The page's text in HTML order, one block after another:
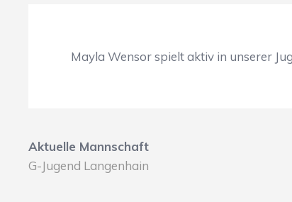
Mayla Wensor spielt aktiv in unserer
Aktuelle Mannschaft
G-Jugend Langenhain